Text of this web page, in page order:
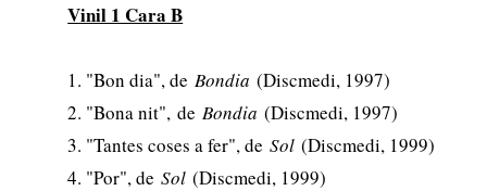
Vinil 1 Cara B
1. "Bon dia", deBondia(Discmedi, 1997)
2. "Bona nit", deBondia(Discmedi, 1997)
3. "Tantes coses a fer", deSol(Discmedi, 1999)
4. "Por", deSol(Discmedi, 1999)